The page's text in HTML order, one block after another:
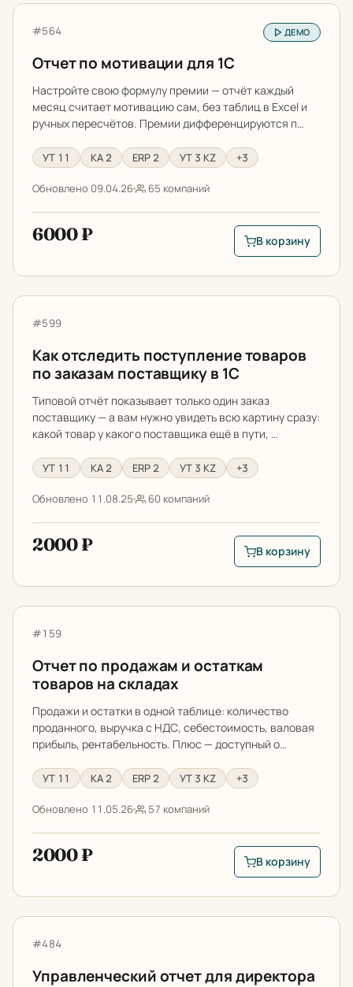
Отчет по мотивации для 1С
Артикул:
#564 ДЕМО
Отчет по мотивации для 1С
Настройте свою формулу премии — отчёт каждый
месяц считает мотивацию сам, без таблиц в Excel и
ручных пересчётов. Премии дифференцируются п…
УТ 11 КА 2 ERP 2 УТ 3 KZ +3
Обновлено 09.04.26 65 компаний
6000 ₽
В корзину: Отчет
В корзину
Как отследить поступление товаров по заказам
Артикул:
#599
Как отследить поступление товаров
по заказам поставщику в 1С
Типовой отчёт показывает только один заказ
поставщику — а вам нужно увидеть всю картину сразу:
какой товар у какого поставщика ещё в пути, …
УТ 11 КА 2 ERP 2 УТ 3 KZ +3
Обновлено 11.08.25 60 компаний
2000 ₽
В корзину: Как
В корзину
Отчет по продажам и остаткам товаров на складах
Артикул:
#159
Отчет по продажам и остаткам
товаров на складах
Продажи и остатки в одной таблице: количество
проданного, выручка с НДС, себестоимость, валовая
прибыль, рентабельность. Плюс — доступный о…
УТ 11 КА 2 ERP 2 УТ 3 KZ +3
Обновлено 11.05.26 57 компаний
2000 ₽
В корзину: Отчет
В корзину
Управленческий отчет для директора
Артикул:
#484
Управленческий отчет для директора